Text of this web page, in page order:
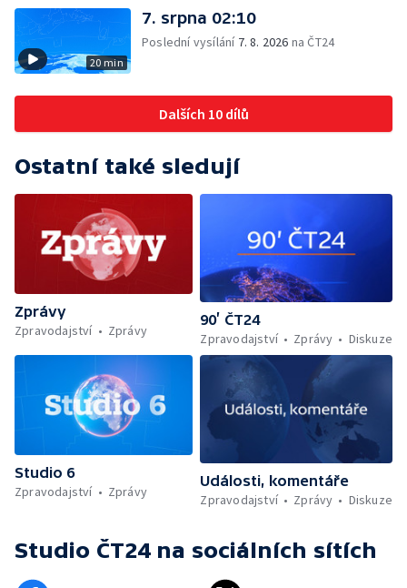
20 min
7. srpna 02:10
Poslední vysílání 7. 8. 2026 na ČT24
Dalších 10 dílů
Ostatní také sledují
Zprávy
Zpravodajství
Zprávy
90’ ČT24
Zpravodajství
Zprávy Diskuze
Studio 6
Zpravodajství
Zprávy
Události, komentáře
Zpravodajství
Zprávy Diskuze
Studio ČT24 na sociálních sítích